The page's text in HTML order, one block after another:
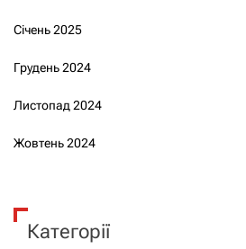
Січень 2025
Грудень 2024
Листопад 2024
Жовтень 2024
Категорії